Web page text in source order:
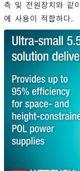
측 및 전원장치와 같
에 사용이 적합하다.